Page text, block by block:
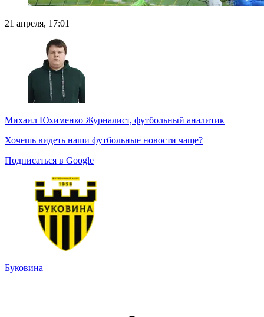
21 апреля, 17:01
Михаил Юхименко Журналист, футбольный аналитик
Хочешь видеть наши футбольные новости чаще?
Подписаться в Google
Буковина